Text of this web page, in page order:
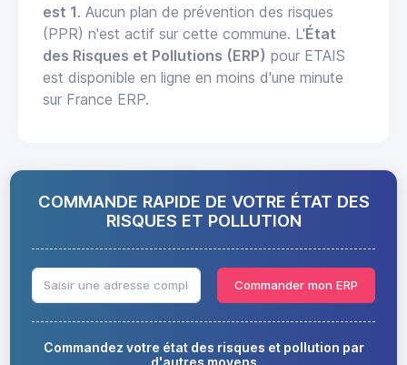
est 1. Aucun plan de prévention des risques
(PPR) n'est actif sur cette commune. L'État
des Risques et Pollutions (ERP) pour ETAIS
est disponible en ligne en moins d'une minute
sur France ERP.
COMMANDE RAPIDE DE VOTRE ÉTAT DES
RISQUES ET POLLUTION
Commander mon ERP
Commandez votre état des risques et pollution par
d'autres moyens